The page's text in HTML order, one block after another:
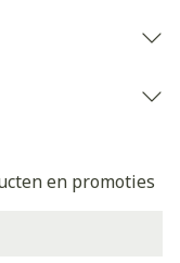
en promoties